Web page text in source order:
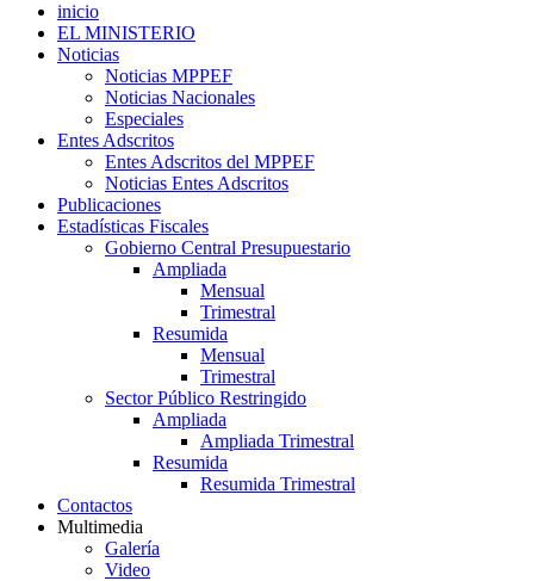
inicio
EL MINISTERIO
Noticias
Noticias MPPEF
Noticias Nacionales
Especiales
Entes Adscritos
Entes Adscritos del MPPEF
Noticias Entes Adscritos
Publicaciones
Estadísticas Fiscales
Gobierno Central Presupuestario
Ampliada
Mensual
Trimestral
Resumida
Mensual
Trimestral
Sector Público Restringido
Ampliada
Ampliada Trimestral
Resumida
Resumida Trimestral
Contactos
Multimedia
Galería
Video